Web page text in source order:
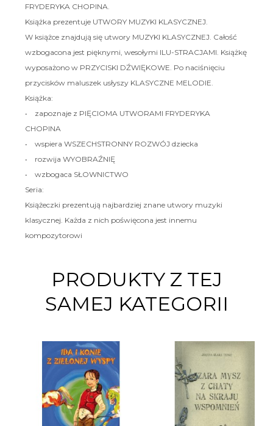
FRYDERYKA CHOPINA.
Książka prezentuje UTWORY MUZYKI KLASYCZNEJ.
W książce znajdują się utwory MUZYKI KLASYCZNEJ. Całość
wzbogacona jest pięknymi, wesołymi ILU-STRACJAMI. Książkę
wyposażono w PRZYCISKI DŹWIĘKOWE. Po naciśnięciu
przycisków maluszek usłyszy KLASYCZNE MELODIE.
Książka:
• zapoznaje z PIĘCIOMA UTWORAMI FRYDERYKA
CHOPINA
• wspiera WSZECHSTRONNY ROZWÓJ dziecka
• rozwija WYOBRAŹNIĘ
• wzbogaca SŁOWNICTWO
Seria:
Książeczki prezentują najbardziej znane utwory muzyki
klasycznej. Każda z nich poświęcona jest innemu
kompozytorowi
PRODUKTY Z TEJ
SAMEJ KATEGORII